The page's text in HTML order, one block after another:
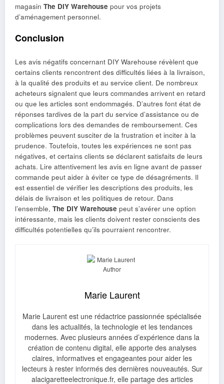
magasin The DIY Warehouse pour vos projets
d’aménagement personnel.
Conclusion
Les avis négatifs concernant DIY Warehouse révèlent que
certains clients rencontrent des difficultés liées à la livraison,
à la qualité des produits et au service client. De nombreux
acheteurs signalent que leurs commandes arrivent en retard
ou que les articles sont endommagés. D’autres font état de
réponses tardives de la part du service d’assistance ou de
complications lors des demandes de remboursement. Ces
problèmes peuvent susciter de la frustration et inciter à la
prudence. Toutefois, toutes les expériences ne sont pas
négatives, et certains clients se déclarent satisfaits de leurs
achats. Lire attentivement les avis en ligne avant de passer
commande peut aider à éviter ce type de désagréments. Il
est essentiel de vérifier les descriptions des produits, les
délais de livraison et les politiques de retour. Dans
l’ensemble, The DIY Warehouse peut s’avérer une option
intéressante, mais les clients doivent rester conscients des
difficultés potentielles qu’ils pourraient rencontrer.
Marie Laurent
Marie Laurent est une rédactrice passionnée spécialisée
dans les actualités, la technologie et les tendances
modernes. Avec plusieurs années d’expérience dans la
création de contenu digital, elle apporte des analyses
claires, informatives et engageantes pour aider les
lecteurs à rester informés des dernières nouveautés. Sur
alacigaretteelectronique.fr, elle partage des articles